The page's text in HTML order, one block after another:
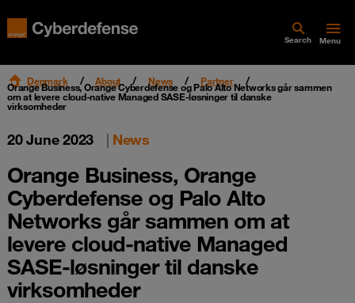
Search Menu
Denmark About News Partner
Orange Business, Orange Cyberdefense og Palo Alto Networks går sammen
om at levere cloud-native Managed SASE-løsninger til danske
virksomheder
20 June 2023 | News
Orange Business, Orange
Cyberdefense og Palo Alto
Networks går sammen om at
levere cloud-native Managed
SASE-løsninger til danske
virksomheder